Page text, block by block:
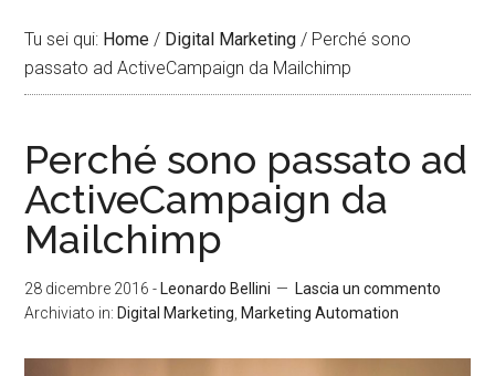
Tu sei qui: Home / Digital Marketing / Perché sono
passato ad ActiveCampaign da Mailchimp
Perché sono passato ad
ActiveCampaign da
Mailchimp
28 dicembre 2016 - Leonardo Bellini
Lascia un commento
Archiviato in: Digital Marketing Marketing Automation